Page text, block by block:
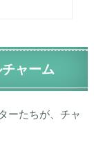
ャーム
ーたちが、チャ